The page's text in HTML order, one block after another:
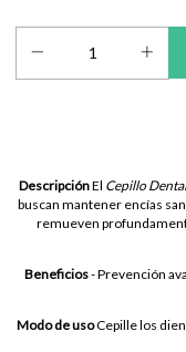
DescripciónEl Cepillo
buscan mantener encías
remueven
Beneficios- Prevención
Modo de usoCepille los